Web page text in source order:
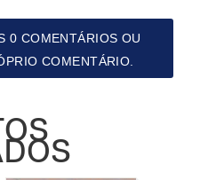
0 COMENTÁRIOS OU
COMENTÁRIO.